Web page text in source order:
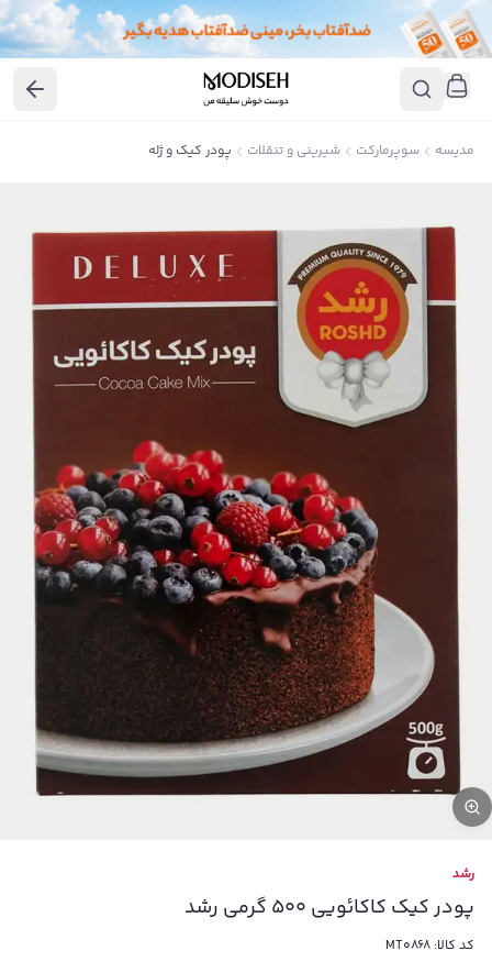
مدیسه سوپرمارکت شیرینی و تنقلات پودر کیک و ژله
رشد
پودر کیک کاکائویی 500 گرمی رشد
کد کالا: MT0868